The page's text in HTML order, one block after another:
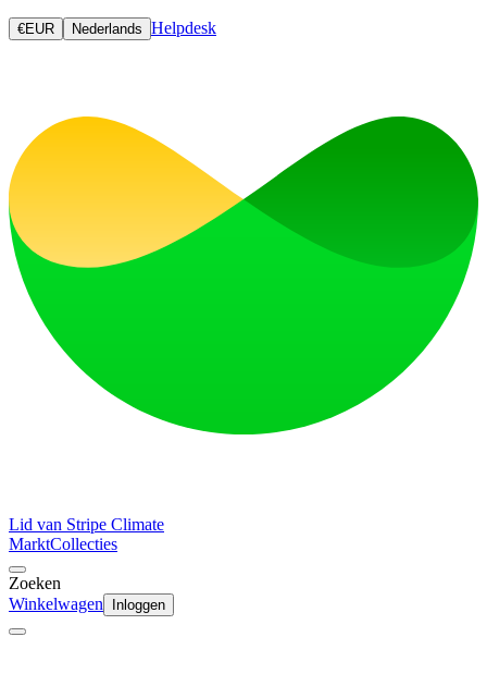
€EUR Nederlands Helpdesk
Lid van Stripe Climate
MarktCollecties
Zoeken
Winkelwagen
Inloggen